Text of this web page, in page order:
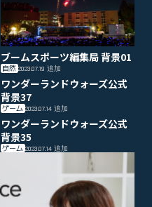
ブームスポーツ編集局 背景01
自然 2023.07.19追加
ワンダーランドウォーズ公式
背景37
ゲーム 2023.07.14追加
ワンダーランドウォーズ公式
背景35
ゲーム 2023.07.14追加